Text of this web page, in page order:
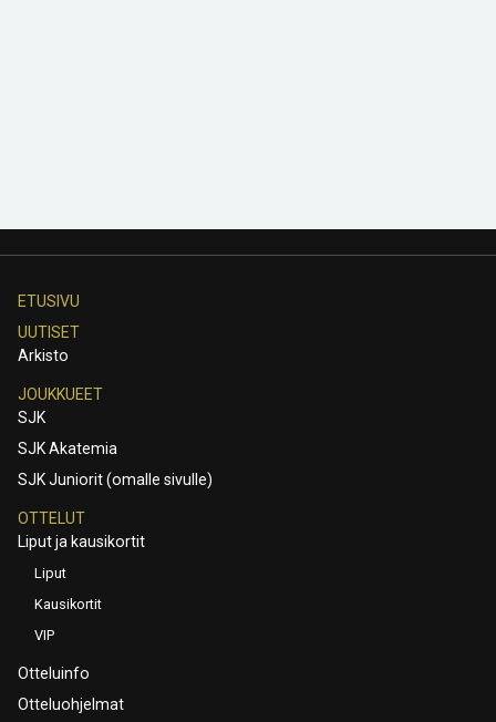
ETUSIVU
UUTISET
Arkisto
JOUKKUEET
SJK
SJK Akatemia
SJK Juniorit (omalle sivulle)
OTTELUT
Liput ja kausikortit
Liput
Kausikortit
VIP
Otteluinfo
Otteluohjelmat